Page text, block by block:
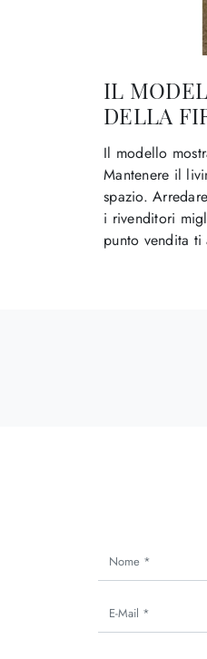
IL
DELLA
Il modello
Mantenere il
spazio.
i rivenditori
punto vendita